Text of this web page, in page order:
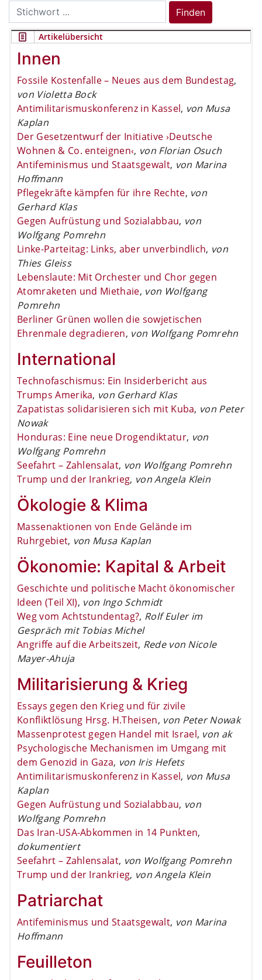
Search
for:
Finden
Artikelübersicht
Innen
Fossile Kostenfalle – Neues aus dem Bundestag,
von Violetta Bock
Antimilitarismuskonferenz in Kassel, von Musa
Kaplan
Der Gesetzentwurf der Initiative ›Deutsche
Wohnen & Co. enteignen‹, von Florian Osuch
Antifeminismus und Staatsgewalt, von Marina
Hoffmann
Pflegekräfte kämpfen für ihre Rechte, von
Gerhard Klas
Gegen Aufrüstung und Sozialabbau, von
Wolfgang Pomrehn
Linke-Parteitag: Links, aber unverbindlich, von
Thies Gleiss
Lebenslaute: Mit Orchester und Chor gegen
Atomraketen und Miethaie, von Wolfgang
Pomrehn
Berliner Grünen wollen die sowjetischen
Ehrenmale degradieren, von Wolfgang Pomrehn
International
Technofaschismus: Ein Insiderbericht aus
Trumps Amerika, von Gerhard Klas
Zapatistas solidarisieren sich mit Kuba, von Peter
Nowak
Honduras: Eine neue Drogendiktatur, von
Wolfgang Pomrehn
Seefahrt – Zahlensalat, von Wolfgang Pomrehn
Trump und der Irankrieg, von Angela Klein
Ökologie & Klima
Massenaktionen von Ende Gelände im
Ruhrgebiet, von Musa Kaplan
Ökonomie: Kapital & Arbeit
Geschichte und politische Macht ökonomischer
Ideen (Teil XI), von Ingo Schmidt
Weg vom Achtstundentag?, Rolf Euler im
Gespräch mit Tobias Michel
Angriffe auf die Arbeitszeit, Rede von Nicole
Mayer-Ahuja
Militarisierung & Krieg
Essays gegen den Krieg und für zivile
Konfliktlösung Hrsg. H.Theisen, von Peter Nowak
Massenprotest gegen Handel mit Israel, von ak
Psychologische Mechanismen im Umgang mit
dem Genozid in Gaza, von Iris Hefets
Antimilitarismuskonferenz in Kassel, von Musa
Kaplan
Gegen Aufrüstung und Sozialabbau, von
Wolfgang Pomrehn
Das Iran-USA-Abkommen in 14 Punkten,
dokumentiert
Seefahrt – Zahlensalat, von Wolfgang Pomrehn
Trump und der Irankrieg, von Angela Klein
Patriarchat
Antifeminismus und Staatsgewalt, von Marina
Hoffmann
Feuilleton